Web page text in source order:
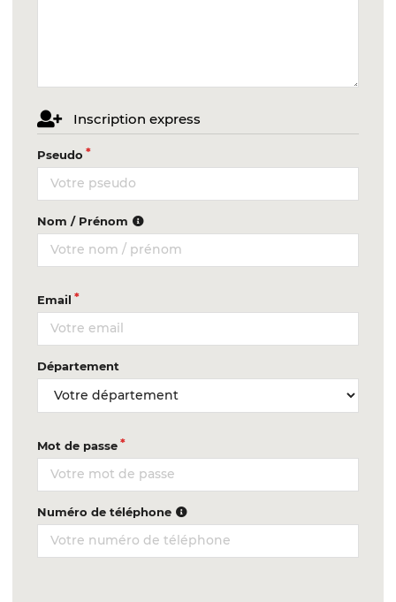
Inscription express
Pseudo
Nom / Prénom
Email
Département
Mot de passe
Numéro de téléphone